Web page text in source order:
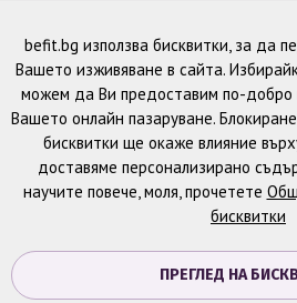
befit.bg използва бисквитки, за да
Вашето изживяване в сайта.
можем да Ви предоставим по-добро
Вашето онлайн пазаруване.
бисквитки ще окаже влияние
доставяме персонализирано
научите повече, моля, прочетете
бисквитки
ПРЕГЛЕД НА